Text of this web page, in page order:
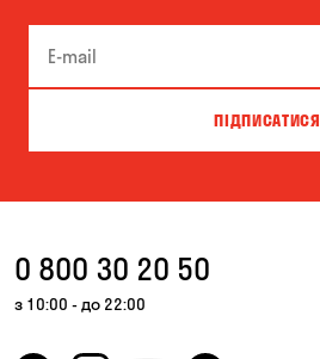
ПІДПИСАТИСЯ
0 800 30 20 50
з 10:00 - до 22:00